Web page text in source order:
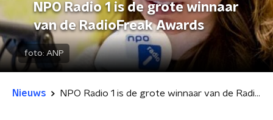
NPO Radio 1 is de grote winnaar
van de RadioFreak Awards
foto: ANP
Nieuws NPO Radio 1 is de grote winnaar van de RadioFreak Awards